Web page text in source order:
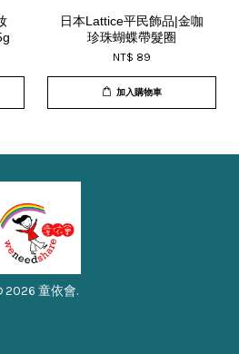
日本Lattice平民飾品|金咖
珍珠蝴蝶帶髮圈
NT$ 89
加入購物車
2026 童依會.